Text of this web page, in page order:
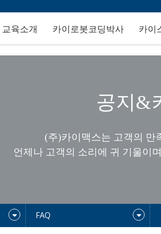
교육소개 카이로봇코딩박사 카이
공지&
(주)카이맥스는 고객의 만
언제나 고객의 소리에 귀 기울이
FAQ